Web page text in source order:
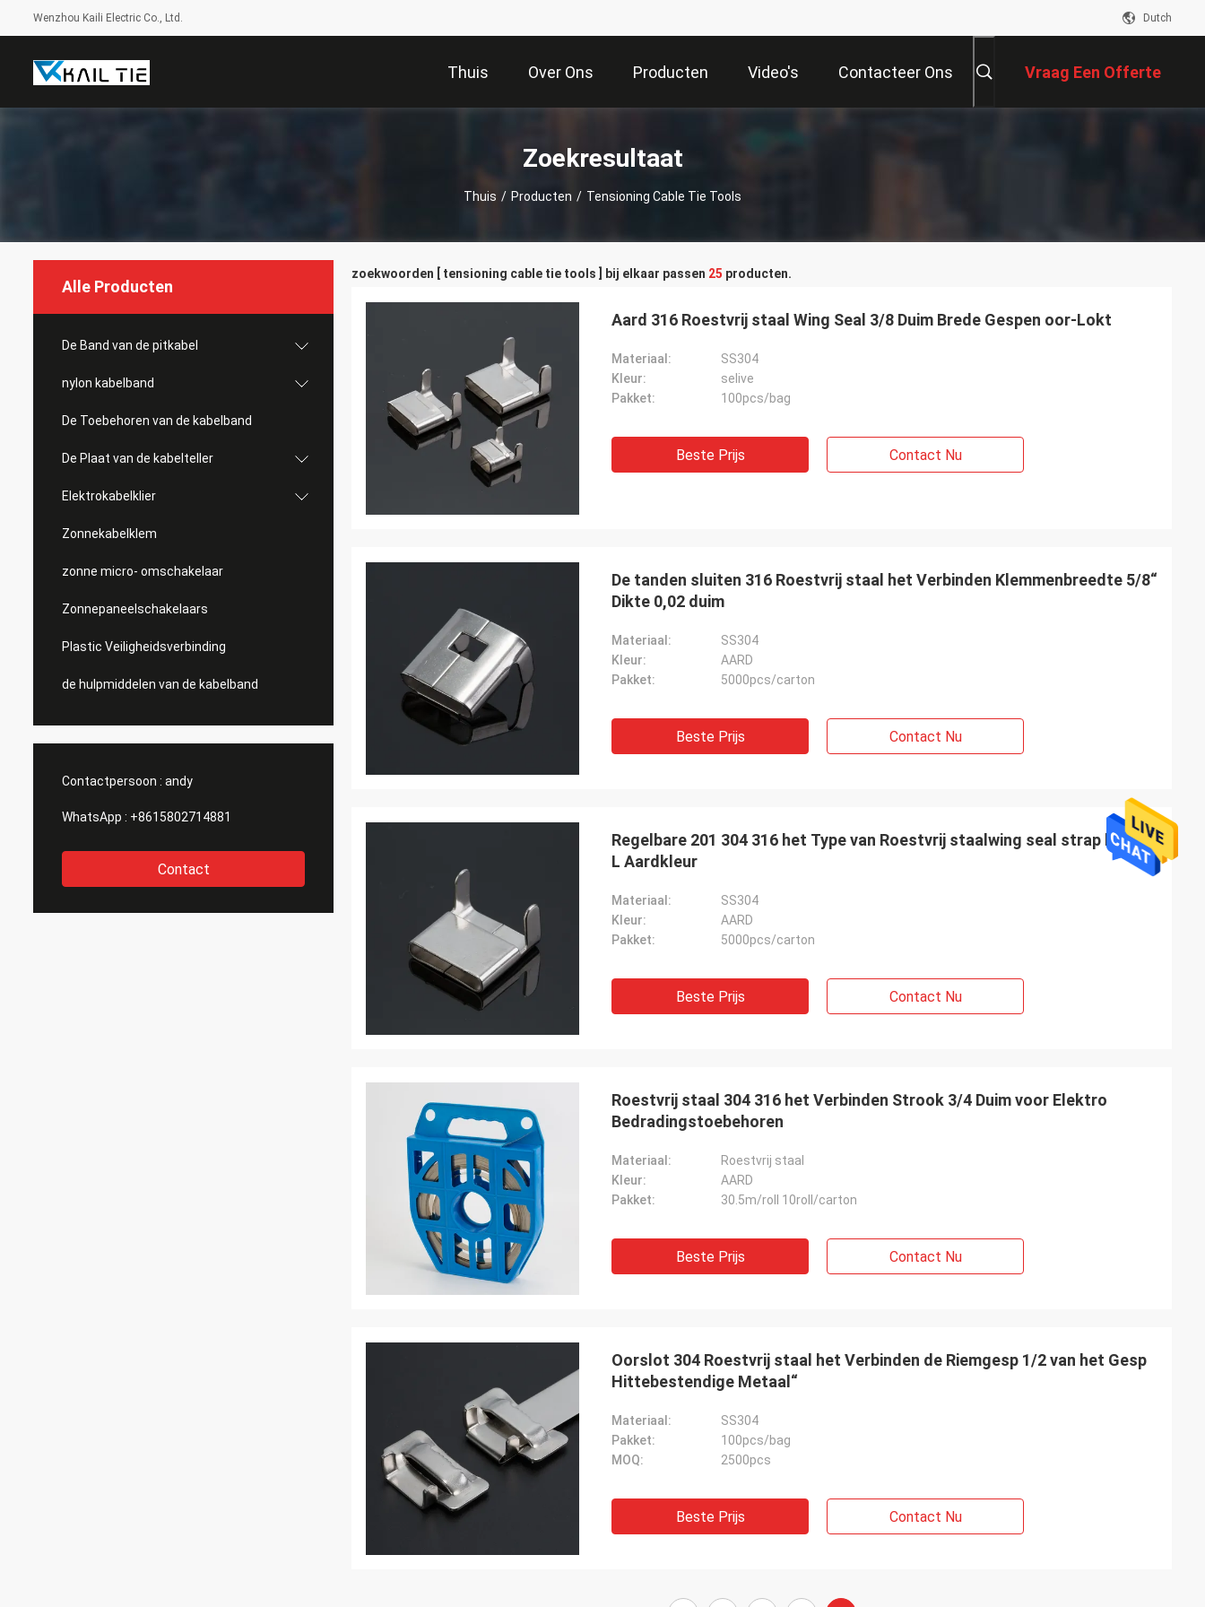
Wenzhou Kaili Electric Co., Ltd. Dutch
Thuis Over Ons Producten Video's Contacteer Ons Vraag Een Offerte
Zoekresultaat
Thuis / Producten / Tensioning Cable Tie Tools
Alle Producten
De Band van de pitkabel
nylon kabelband
De Toebehoren van de kabelband
De Plaat van de kabelteller
Elektrokabelklier
Zonnekabelklem
zonne micro- omschakelaar
Zonnepaneelschakelaars
Plastic Veiligheidsverbinding
de hulpmiddelen van de kabelband
Contactpersoon : andy
WhatsApp : +8615802714881
Contact
zoekwoorden [ tensioning cable tie tools ] bij elkaar passen 25 producten.
Aard 316 Roestvrij staal Wing Seal 3/8 Duim Brede Gespen oor-Lokt
Materiaal:
SS304
Kleur:
selive
Pakket:
100pcs/bag
Beste Prijs Contact Nu
De tanden sluiten 316 Roestvrij staal het Verbinden Klemmenbreedte 5/8“
Dikte 0,02 duim
Materiaal:
SS304
Kleur:
AARD
Pakket:
5000pcs/carton
Beste Prijs Contact Nu
Regelbare 201 304 316 het Type van Roestvrij staalwing seal strap buckle
L Aardkleur
Materiaal:
SS304
Kleur:
AARD
Pakket:
5000pcs/carton
Beste Prijs Contact Nu
Roestvrij staal 304 316 het Verbinden Strook 3/4 Duim voor Elektro
Bedradingstoebehoren
Materiaal:
Roestvrij staal
Kleur:
AARD
Pakket:
30.5m/roll 10roll/carton
Beste Prijs Contact Nu
Oorslot 304 Roestvrij staal het Verbinden de Riemgesp 1/2 van het Gesp
Hittebestendige Metaal“
Materiaal:
SS304
Pakket:
100pcs/bag
MOQ:
2500pcs
Beste Prijs Contact Nu